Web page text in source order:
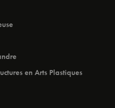
en Arts Plastiques